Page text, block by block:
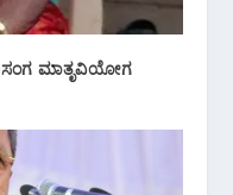
ಮಾತೃವಿಯೋಗ